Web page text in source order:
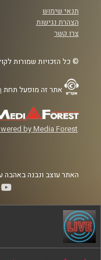
תנאי שימוש
הצהרת נגישות
צרו קשר
© כל הזכויות שמורות
אתר זה מופעל תחת
by Media Forest
האתר עוצב ונבנה באהבה